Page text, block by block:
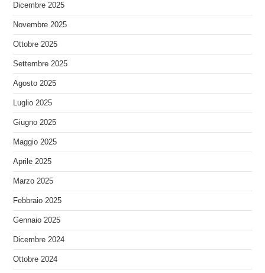
Dicembre 2025
Novembre 2025
Ottobre 2025
Settembre 2025
Agosto 2025
Luglio 2025
Giugno 2025
Maggio 2025
Aprile 2025
Marzo 2025
Febbraio 2025
Gennaio 2025
Dicembre 2024
Ottobre 2024